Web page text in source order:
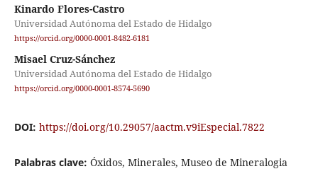
Kinardo Flores-Castro
Universidad Autónoma del Estado de Hidalgo
https://orcid.org/0000-0001-8482-6181
Misael Cruz-Sánchez
Universidad Autónoma del Estado de Hidalgo
https://orcid.org/0000-0001-8574-5690
DOI: https://doi.org/10.29057/aactm.v9iEspecial.7822
Palabras clave: Óxidos, Minerales, Museo de Mineralogia